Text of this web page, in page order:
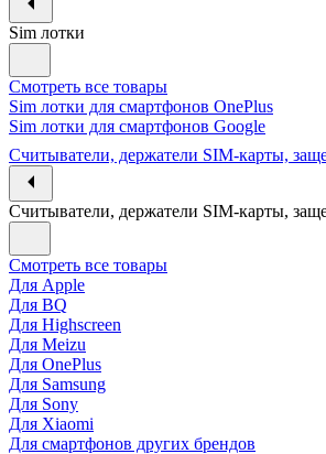
Sim лотки
Смотреть все товары
Sim лотки для смартфонов OnePlus
Sim лотки для смартфонов Google
Считыватели, держатели SIM-карты,
Считыватели, держатели SIM-карты,
Смотреть все товары
Для Apple
Для BQ
Для Highscreen
Для Meizu
Для OnePlus
Для Samsung
Для Sony
Для Xiaomi
Для смартфонов других брендов